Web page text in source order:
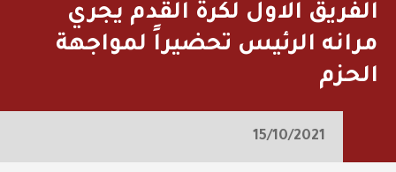
الفريق الاول لكرة القدم يجري
مرانه الرئيس تحضيراً لمواجهة
الحزم
15/10/2021